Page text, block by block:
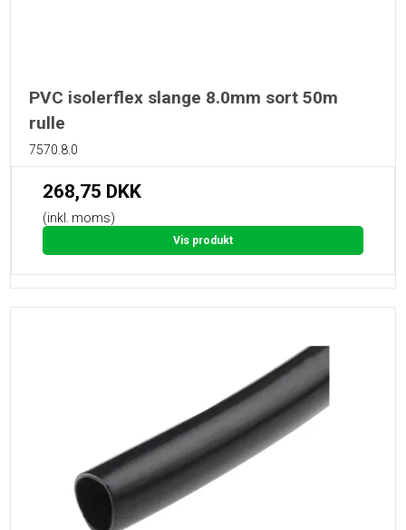
PVC isolerflex slange 8.0mm sort 50m
rulle
7570.8.0
268,75 DKK
(inkl. moms)
Vis produkt